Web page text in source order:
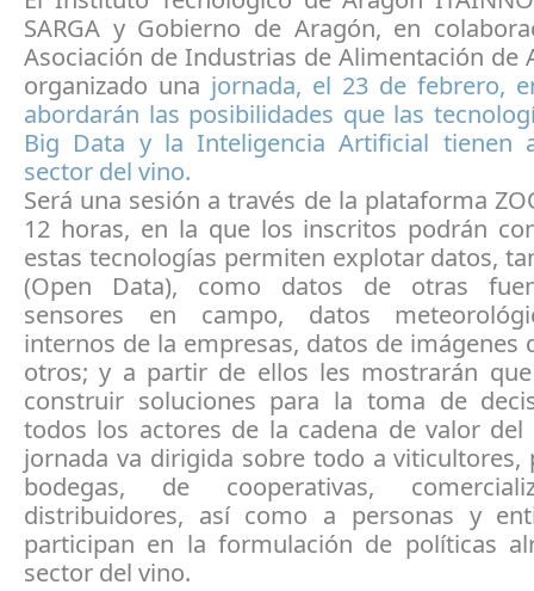
SARGA y Gobierno de Aragón, en
Asociación de Industrias de Alimentación de
organizado una jornada, el 23 de febrero,
abordarán las posibilidades que las
Big Data y la Inteligencia Artificial tienen
sector del vino.
Será una sesión a través de la plataforma
12 horas, en la que los inscritos podrán
estas tecnologías permiten explotar datos,
(Open Data), como datos de otras
sensores en campo, datos
internos de la empresas, datos de imágenes
otros; y a partir de ellos les mostrarán
construir soluciones para la toma de
todos los actores de la cadena de valor del
jornada va dirigida sobre todo a viticultores,
bodegas, de cooperativas,
distribuidores, así como a personas y
participan en la formulación de políticas
sector del vino.